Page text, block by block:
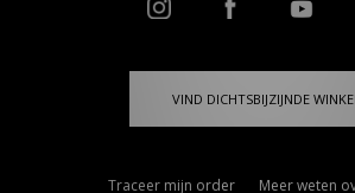
VIND DICHTSBIJZIJNDE
Traceer mijn order
Meer weten